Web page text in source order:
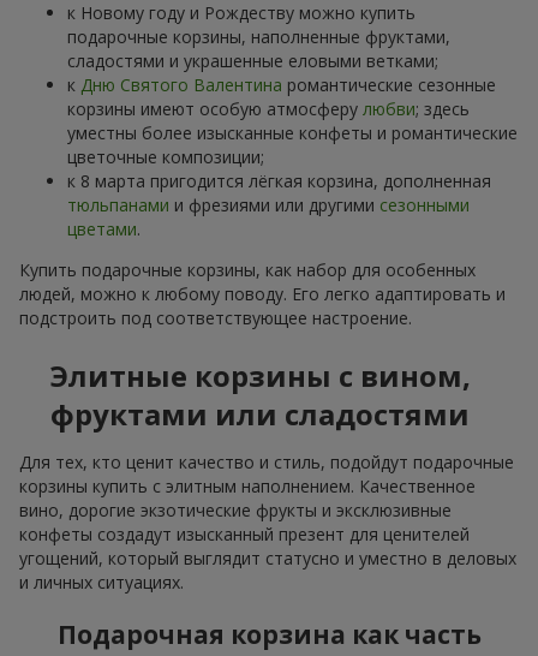
к Новому году и Рождеству можно купить
подарочные корзины, наполненные фруктами,
сладостями и украшенные еловыми ветками;
к Дню Святого Валентина романтические сезонные
корзины имеют особую атмосферу любви; здесь
уместны более изысканные конфеты и романтические
цветочные композиции;
к 8 марта пригодится лёгкая корзина, дополненная
тюльпанами и фрезиями или другими сезонными
цветами.
Купить подарочные корзины, как набор для особенных
людей, можно к любому поводу. Его легко адаптировать и
подстроить под соответствующее настроение.
Элитные корзины с вином,
фруктами или сладостями
Для тех, кто ценит качество и стиль, подойдут подарочные
корзины купить с элитным наполнением. Качественное
вино, дорогие экзотические фрукты и эксклюзивные
конфеты создадут изысканный презент для ценителей
угощений, который выглядит статусно и уместно в деловых
и личных ситуациях.
Подарочная корзина как часть